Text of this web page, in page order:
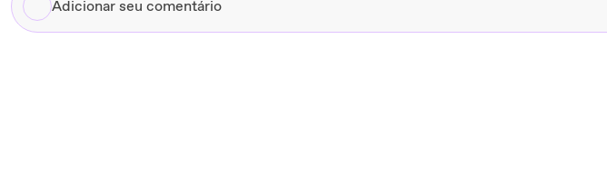
Adicionar
seu